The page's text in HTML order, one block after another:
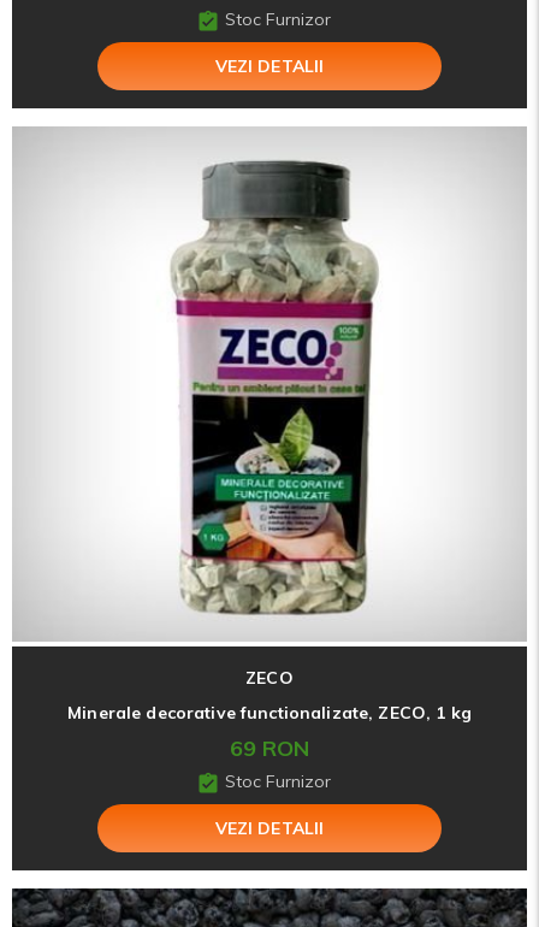
Stoc Furnizor
VEZI DETALII
ZECO
Minerale decorative functionalizate, ZECO, 1 kg
69 RON
Stoc Furnizor
VEZI DETALII